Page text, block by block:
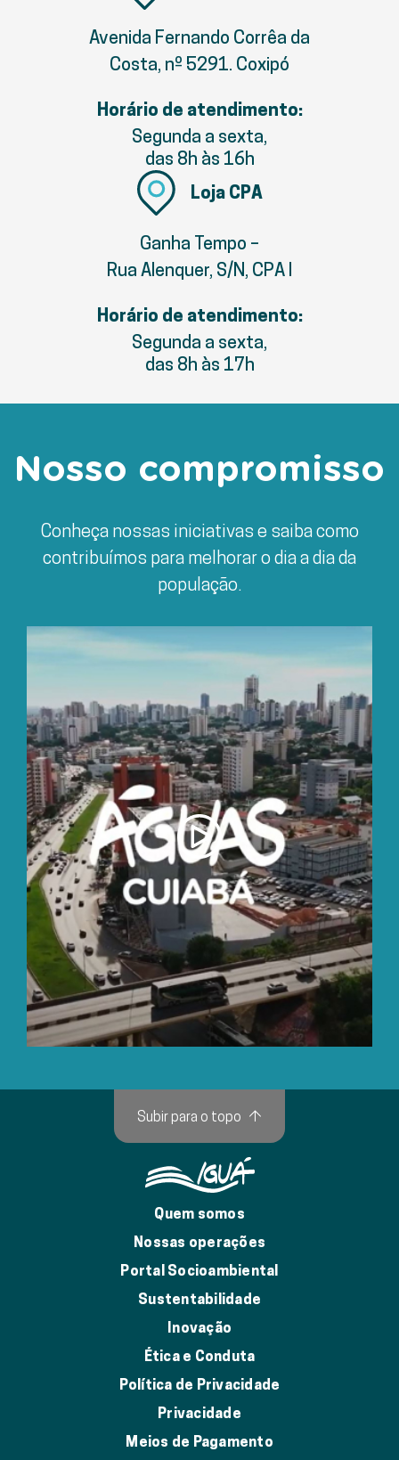
Avenida Fernando Corrêa da
Costa, nº 5291. Coxipó
Horário de atendimento:
Segunda a sexta,
das 8h às 16h
Loja CPA
Ganha Tempo –
Rua Alenquer, S/N, CPA I
Horário de atendimento:
Segunda a sexta,
das 8h às 17h
Nosso compromisso
Conheça nossas iniciativas e saiba como
contribuímos para melhorar o dia a dia da
população.
Quem somos
Nossas operações
Portal Socioambiental
Sustentabilidade
Inovação
Ética e Conduta
Política de Privacidade
Privacidade
Meios de Pagamento
Subir para o topo ↑